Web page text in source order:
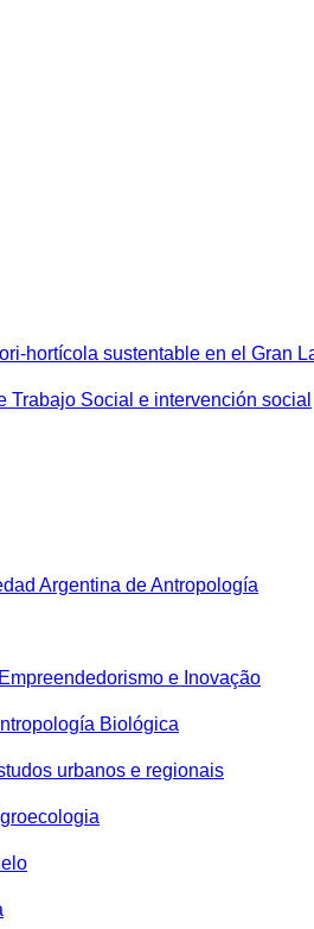
hortícola sustentable en el Gran
Trabajo Social e intervención social
Argentina de Antropología
e Inovação
Biológica
urbanos e regionais